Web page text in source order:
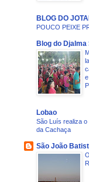
BLOG DO
POUCO PEIXE
Blog do Djalma
Lobao
São Luís realiza
da Cachaça
São João